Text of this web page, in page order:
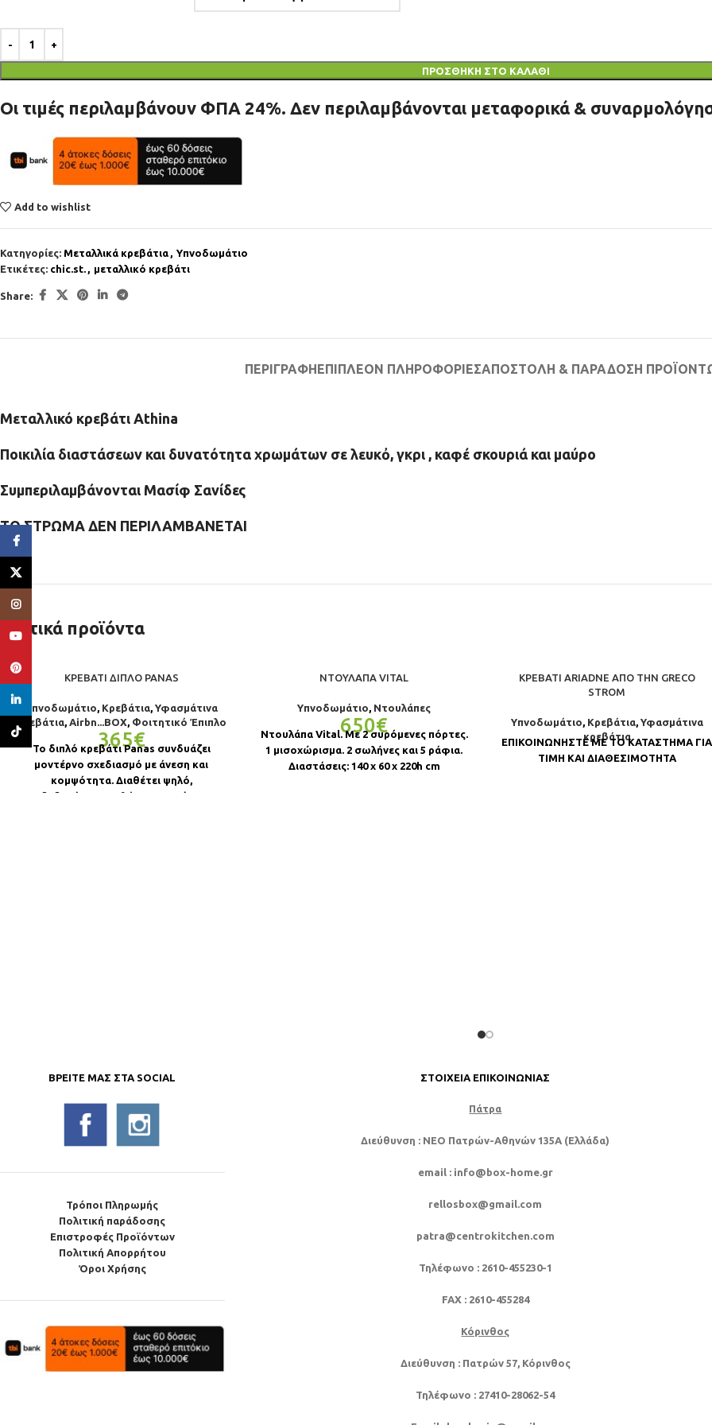
ΠΡΟΣΘΉΚΗ ΣΤΟ ΚΑΛΆΘΙ
Οι τιμές περιλαμβάνουν ΦΠΑ 24%. Δεν περιλαμβάνονται μεταφορικά &
Add to wishlist
Κατηγορίες: Mεταλλικά κρεβάτια , Υπνοδωμάτιο
Ετικέτες: chic.st. , μεταλλικό κρεβάτι
Share:
ΠΕΡΙΓΡΑΦΉΕΠΙΠΛΈΟΝ ΠΛΗΡΟΦΟΡΊΕΣΑΠΟΣΤΟΛΉ & ΠΑΡΆΔΟΣΗ
Μεταλλικό κρεβάτι Athina
Ποικιλία διαστάσεων και δυνατότητα χρωμάτων σε λευκὀ, γκρι , καφέ σκουριά και μαύρο
Συμπεριλαμβάνονται Μασίφ Σανίδες
ΤΟ ΣΤΡΩΜΑ ΔΕΝ ΠΕΡΙΛΑΜΒΑΝΕΤΑΙ
Σχετικά προϊόντα
ΚΡΕΒΆΤΙ ΔΙΠΛΌ PANAS
Υπνοδωμάτιο, Κρεβάτια, Υφασμάτινα
κρεβάτια, Airbn...BOX, Φοιτητικό Έπιπλο
365€
Το διπλό κρεβάτι Panas συνδυάζει
μοντέρνο σχεδιασμό με άνεση και
κομψότητα. Διαθέτει ψηλό,
επενδεδυμένο κεφαλάρι σε σκούρο γκρι
ΝΤΟΥΛΆΠΑ VITAL
Υπνοδωμάτιο, Ντουλάπες
650€
Ντουλάπα Vital. Με 2 συρόμενες πόρτες.
1 μισοχώρισμα. 2 σωλήνες και 5 ράφια.
Διαστάσεις: 140 x 60 x 220h cm
ΚΡΕΒΆΤΙ ARIADNE ΑΠΌ ΤΗΝ GRECO
STROM
Υπνοδωμάτιο, Κρεβάτια, Υφασμάτινα
κρεβάτια
ΕΠΙΚΟΙΝΩΝΗΣΤΕ ΜΕ ΤΟ ΚΑΤΑΣΤΗΜΑ ΓΙΑ
ΤΙΜΗ ΚΑΙ ΔΙΑΘΕΣΙΜΟΤΗΤΑ
ΒΡΕΊΤΕ ΜΑΣ ΣΤΑ SOCIAL
Τρόποι Πληρωμής
Πολιτική παράδοσης
Επιστροφές Προϊόντων
Πολιτική Απορρήτου
Όροι Χρήσης
ΣΤΟΙΧΕΊΑ ΕΠΙΚΟΙΝΩΝΊΑΣ
Πάτρα
Διεύθυνση : NEO Πατρών-Αθηνών 135Α (Ελλάδα)
email: info@box-home.gr
rellosbox@gmail.com
patra@centrokitchen.com
Τηλέφωνο : 2610-455230-1
FAX: 2610-455284
Κόρινθος
Διεύθυνση : Πατρών 57, Κόρινθος
Τηλέφωνο : 27410-28062-54
YouTube
TikTok